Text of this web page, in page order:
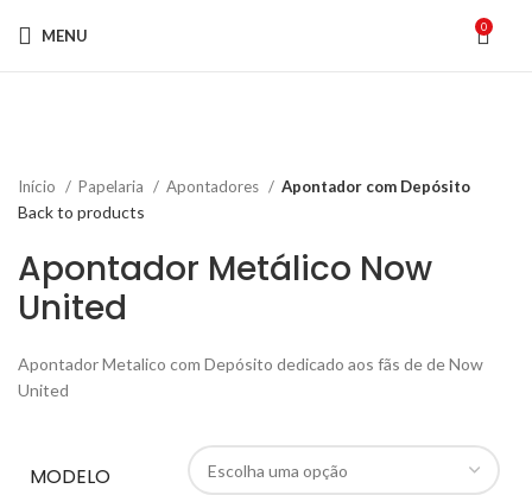
MENU 0
Início Papelaria Apontadores Apontador com Depósito
Back to products
Apontador Metálico Now
United
Apontador Metalico com Depósito dedicado aos fãs de de Now
United
MODELO